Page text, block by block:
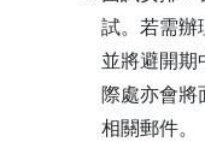
試。若需辦
並將避開期
際處亦會將
相關郵件。